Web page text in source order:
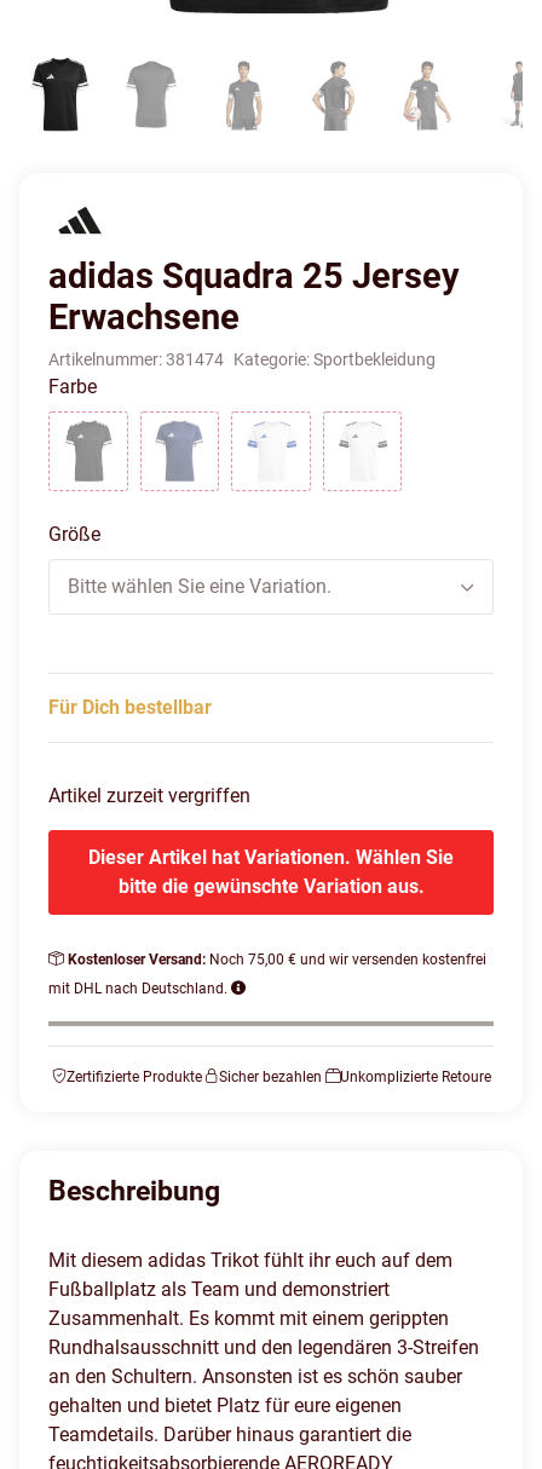
adidas Squadra 25 Jersey
Erwachsene
Artikelnummer:381474 Kategorie:Sportbekleidung
Farbe
Größe
Bitte wählen Sie eine Variation.
Für Dich bestellbar
Artikel zurzeit vergriffen
Dieser Artikel hat Variationen. Wählen Sie
bitte die gewünschte Variation aus.
Kostenloser Versand: Noch 75,00 € und wir versenden kostenfrei
mit DHL nach Deutschland.
Zertifizierte Produkte Sicher bezahlen Unkomplizierte Retoure
Beschreibung
Mit diesem adidas Trikot fühlt ihr euch auf dem
Fußballplatz als Team und demonstriert
Zusammenhalt. Es kommt mit einem gerippten
Rundhalsausschnitt und den legendären 3-Streifen
an den Schultern. Ansonsten ist es schön sauber
gehalten und bietet Platz für eure eigenen
Teamdetails. Darüber hinaus garantiert die
feuchtigkeitsabsorbierende AEROREADY